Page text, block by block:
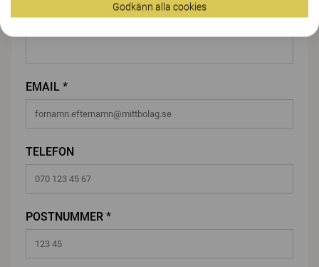
FÖRETAG/ORGANISATION*
EMAIL *
TELEFON
POSTNUMMER *
Godkänn alla cookies